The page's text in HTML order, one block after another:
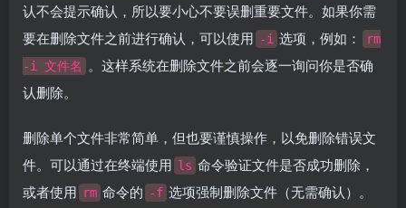
认不会提示确认，所以要小心不要误删重要文件。如果你需
要在删除文件之前进行确认，可以使用 -i 选项，例如：
rm
-i 文件名
。这样系统在删除文件之前会逐一询问你是否确
认删除。
删除单个文件非常简单，但也要谨慎操作，以免删除错误文
件。可以通过在终端使用 ls 命令验证文件是否成功删除，
或者使用 rm 命令的 -f 选项强制删除文件（无需确认）。